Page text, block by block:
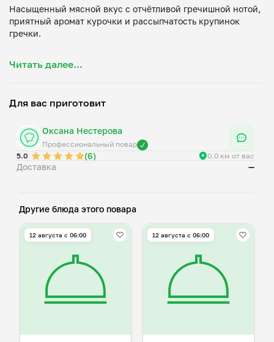
Насыщенный мясной вкус с отчётливой гречишной нотой,
приятный аромат курочки и рассыпчатость крупинок
гречки.
Читать далее...
Для вас приготовит
Оксана Нестерова
Профессиональный повар
5.0
(6) 0.0 км от вас
Доставка —
Другие блюда этого повара
12 августа с 06:00 12 августа с 06:00